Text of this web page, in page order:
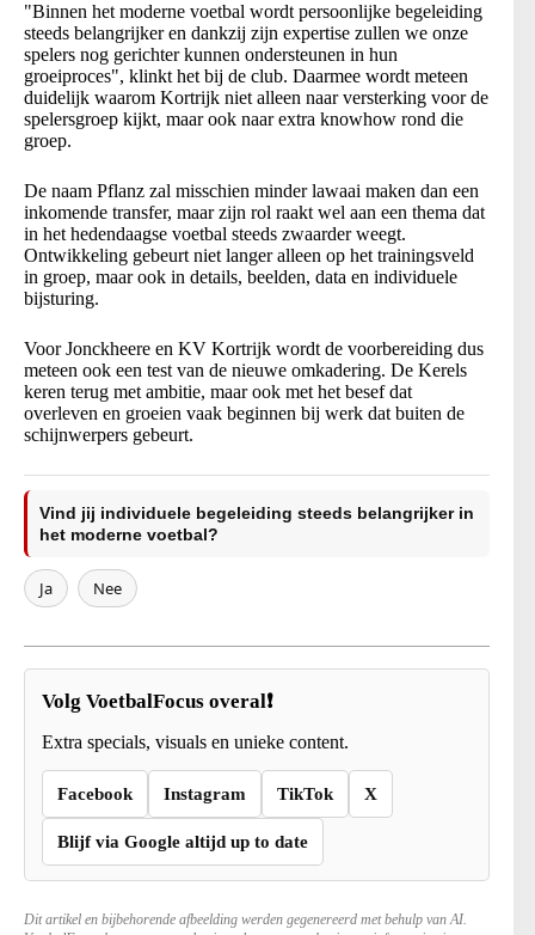
"Binnen het moderne voetbal wordt persoonlijke begeleiding
steeds belangrijker en dankzij zijn expertise zullen we onze
spelers nog gerichter kunnen ondersteunen in hun
groeiproces", klinkt het bij de club. Daarmee wordt meteen
duidelijk waarom Kortrijk niet alleen naar versterking voor de
spelersgroep kijkt, maar ook naar extra knowhow rond die
groep.
De naam Pflanz zal misschien minder lawaai maken dan een
inkomende transfer, maar zijn rol raakt wel aan een thema dat
in het hedendaagse voetbal steeds zwaarder weegt.
Ontwikkeling gebeurt niet langer alleen op het trainingsveld
in groep, maar ook in details, beelden, data en individuele
bijsturing.
Voor Jonckheere en KV Kortrijk wordt de voorbereiding dus
meteen ook een test van de nieuwe omkadering. De Kerels
keren terug met ambitie, maar ook met het besef dat
overleven en groeien vaak beginnen bij werk dat buiten de
schijnwerpers gebeurt.
Vind jij individuele begeleiding steeds belangrijker in
het moderne voetbal?
Ja Nee
Volg VoetbalFocus overal❗
Extra specials, visuals en unieke content.
Facebook Instagram TikTok X
Blijf via Google altijd up to date
Dit artikel en bijbehorende afbeelding werden gegenereerd met behulp van AI.